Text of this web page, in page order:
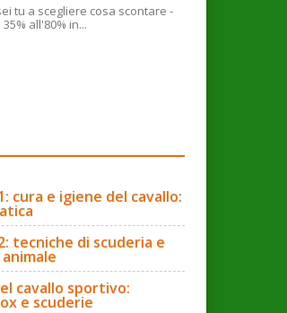
tu a scegliere cosa scontare -
all'80% in...
cura e igiene del cavallo:
tecniche di scuderia e
cavallo sportivo:
e scuderie